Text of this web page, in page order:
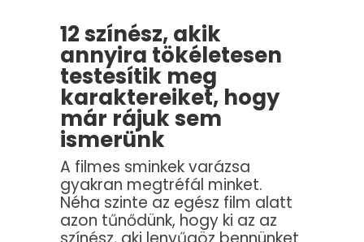
12 színész, akik
annyira tökéletesen
testesítik meg
karaktereiket, hogy
már rájuk sem
ismerünk
A filmes sminkek varázsa
gyakran megtréfál minket.
Néha szinte az egész film alatt
azon tűnődünk, hogy ki az az